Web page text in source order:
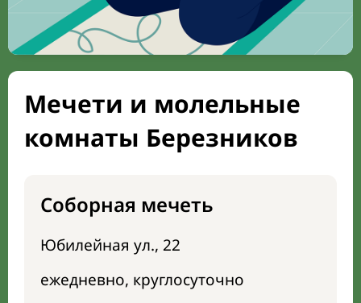
Мечети и молельные
комнаты Березников
Соборная мечеть
Юбилейная ул., 22
ежедневно, круглосуточно